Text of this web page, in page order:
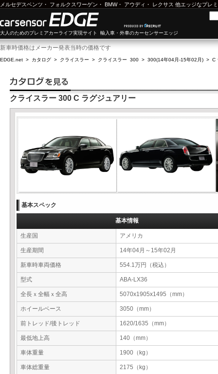
メルセデスベンツ ・ フォルクスワーゲン ・ BMW・ アウディ ・ レクサス 他エッジなプレ
大人のためのプレミアカーライフ実現サイト 輸入車・外車のカーセンサーエッジ
新車時価格はメーカー発表当時の価格です
EDGE.net > カタログ > クライスラー > クライスラー 300 > 300(14年04月-15年02月) > C
クライスラー 300 C ラグジュアリー
基本スペック
基本情報
生産国 アメリカ
生産期間 14年04月～15年02月
新車時車両価格 554.1万円（税込）
型式 ABA-LX36
全長ｘ全幅ｘ全高 5070x1905x1495（mm）
ホイールベース 3050（mm）
前トレッド/後トレッド 1620/1635（mm）
最低地上高 140（mm）
車体重量 1900（kg）
車体総重量 2175（kg）